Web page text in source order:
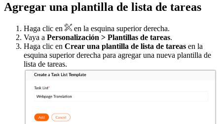
Agregar una plantilla de lista de tareas
Haga clic en
en la esquina superior derecha.
Vaya a Personalización > Plantillas de tareas.
Haga clic en Crear una plantilla de lista de tareas en la
esquina superior derecha para agregar una nueva plantilla de
lista de tareas.